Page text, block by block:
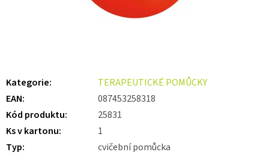
Kategorie:
TERAPEUTICKÉ POMŮCKY
EAN:
087453258318
Kód produktu:
25831
Ks v kartonu:
1
Typ: cvičební pomůcka